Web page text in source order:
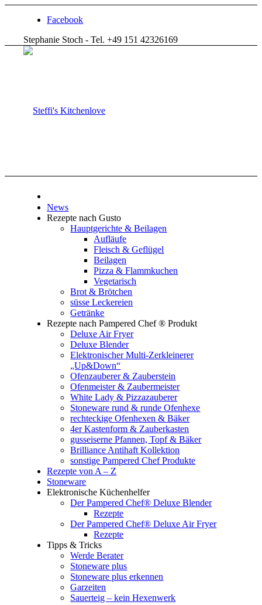
Facebook
Stephanie Stoch - Tel. +49 151 42326169
News
Rezepte nach Gusto
Hauptgerichte & Beilagen
Aufläufe
Fleisch & Geflügel
Beilagen
Pizza & Flammkuchen
Vegetarisch
Brot & Brötchen
süsse Leckereien
Getränke
Rezepte nach Pampered Chef ® Produkt
Deluxe Air Fryer
Deluxe Blender
Elektronischer Multi-Zerkleinerer
„Up&Down“
Ofenzauberer & Zauberstein
Ofenmeister & Zaubermeister
White Lady & Pizzazauberer
Stoneware rund & runde Ofenhexe
rechteckige Ofenhexen & Bäker
4er Kastenform & Zauberkasten
gusseiserne Pfannen, Topf & Bäker
Brilliance Antihaft Kollektion
sonstige Pampered Chef Produkte
Rezepte von A – Z
Stoneware
Elektronische Küchenhelfer
Der Pampered Chef® Deluxe Blender
Rezepte
Der Pampered Chef® Deluxe Air Fryer
Rezepte
Tipps & Tricks
Werde Berater
Stoneware plus
Stoneware plus erkennen
Garzeiten
Sauerteig – kein Hexenwerk